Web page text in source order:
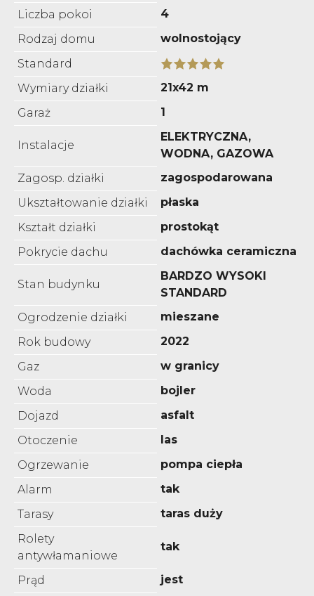
Liczba pokoi
4
Rodzaj domu
wolnostojący
Standard
Wymiary działki
21x42 m
Garaż
1
Instalacje
ELEKTRYCZNA,
WODNA, GAZOWA
Zagosp. działki
zagospodarowana
Ukształtowanie działki
płaska
Kształt działki
prostokąt
Pokrycie dachu
dachówka ceramiczna
Stan budynku
BARDZO WYSOKI
STANDARD
Ogrodzenie działki
mieszane
Rok budowy
2022
Gaz
w granicy
Woda
bojler
Dojazd
asfalt
Otoczenie
las
Ogrzewanie
pompa ciepła
Alarm
tak
Tarasy
taras duży
Rolety
antywłamaniowe
tak
Prąd
jest